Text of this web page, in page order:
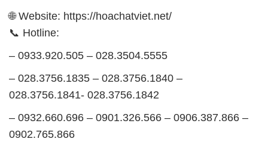
🌐 Website: https://hoachatviet.net/
📞 Hotline:
– 0933.920.505 – 028.3504.5555
– 028.3756.1835 – 028.3756.1840 –
028.3756.1841- 028.3756.1842
– 0932.660.696 – 0901.326.566 – 0906.387.866 –
0902.765.866